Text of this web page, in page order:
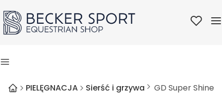
Ulubione
Menu
PIELĘGNACJA Sierść i grzywa GD Super Shine